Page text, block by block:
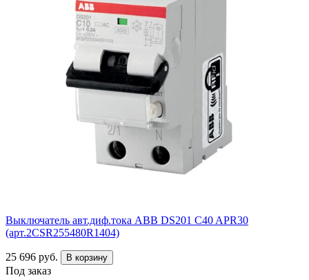
Выключатель авт.диф.тока ABB DS201 C40 APR30
(арт.2CSR255480R1404)
25 696 руб. В корзину
Под заказ